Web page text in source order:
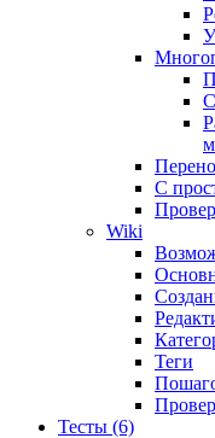
С
Wiki
Теги
Тесты (6)